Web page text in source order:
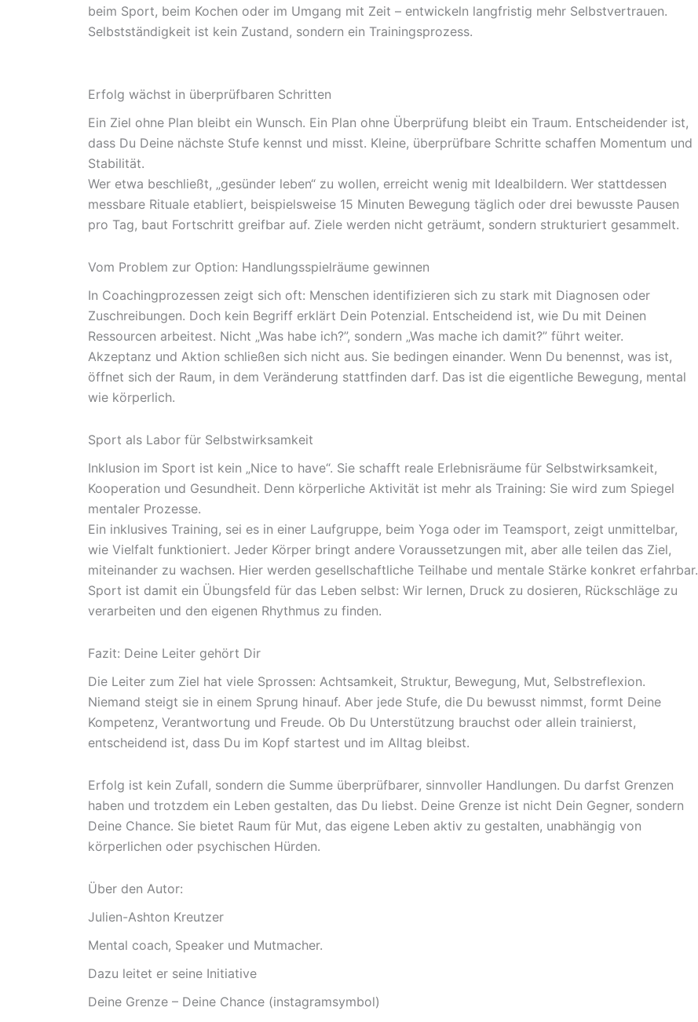
beim Sport, beim Kochen oder im Umgang mit Zeit – entwickeln langfristig mehr Selbstvertrauen.
Selbstständigkeit ist kein Zustand, sondern ein Trainingsprozess.
Erfolg wächst in überprüfbaren Schritten
Ein Ziel ohne Plan bleibt ein Wunsch. Ein Plan ohne Überprüfung bleibt ein Traum. Entscheidender ist,
dass Du Deine nächste Stufe kennst und misst. Kleine, überprüfbare Schritte schaffen Momentum und
Stabilität.
Wer etwa beschließt, „gesünder leben“ zu wollen, erreicht wenig mit Idealbildern. Wer stattdessen
messbare Rituale etabliert, beispielsweise 15 Minuten Bewegung täglich oder drei bewusste Pausen
pro Tag, baut Fortschritt greifbar auf. Ziele werden nicht geträumt, sondern strukturiert gesammelt.
Vom Problem zur Option: Handlungsspielräume gewinnen
In Coachingprozessen zeigt sich oft: Menschen identifizieren sich zu stark mit Diagnosen oder
Zuschreibungen. Doch kein Begriff erklärt Dein Potenzial. Entscheidend ist, wie Du mit Deinen
Ressourcen arbeitest. Nicht „Was habe ich?”, sondern „Was mache ich damit?” führt weiter.
Akzeptanz und Aktion schließen sich nicht aus. Sie bedingen einander. Wenn Du benennst, was ist,
öffnet sich der Raum, in dem Veränderung stattfinden darf. Das ist die eigentliche Bewegung, mental
wie körperlich.
Sport als Labor für Selbstwirksamkeit
Inklusion im Sport ist kein „Nice to have“. Sie schafft reale Erlebnisräume für Selbstwirksamkeit,
Kooperation und Gesundheit. Denn körperliche Aktivität ist mehr als Training: Sie wird zum Spiegel
mentaler Prozesse.
Ein inklusives Training, sei es in einer Laufgruppe, beim Yoga oder im Teamsport, zeigt unmittelbar,
wie Vielfalt funktioniert. Jeder Körper bringt andere Voraussetzungen mit, aber alle teilen das Ziel,
miteinander zu wachsen. Hier werden gesellschaftliche Teilhabe und mentale Stärke konkret erfahrbar.
Sport ist damit ein Übungsfeld für das Leben selbst: Wir lernen, Druck zu dosieren, Rückschläge zu
verarbeiten und den eigenen Rhythmus zu finden.
Fazit: Deine Leiter gehört Dir
Die Leiter zum Ziel hat viele Sprossen: Achtsamkeit, Struktur, Bewegung, Mut, Selbstreflexion.
Niemand steigt sie in einem Sprung hinauf. Aber jede Stufe, die Du bewusst nimmst, formt Deine
Kompetenz, Verantwortung und Freude. Ob Du Unterstützung brauchst oder allein trainierst,
entscheidend ist, dass Du im Kopf startest und im Alltag bleibst.
Erfolg ist kein Zufall, sondern die Summe überprüfbarer, sinnvoller Handlungen. Du darfst Grenzen
haben und trotzdem ein Leben gestalten, das Du liebst. Deine Grenze ist nicht Dein Gegner, sondern
Deine Chance. Sie bietet Raum für Mut, das eigene Leben aktiv zu gestalten, unabhängig von
körperlichen oder psychischen Hürden.
Über den Autor:
Julien-Ashton Kreutzer
Mental coach, Speaker und Mutmacher.
Dazu leitet er seine Initiative
Deine Grenze – Deine Chance (instagramsymbol)